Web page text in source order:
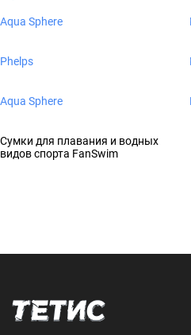
Aqua Sphere
Phelps
Aqua Sphere
Сумки для плавания и водных
видов спорта FanSwim